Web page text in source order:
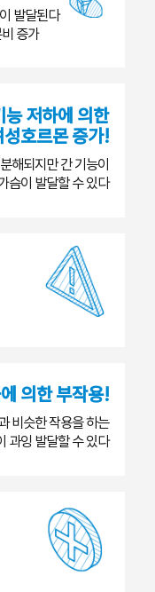
발달된다
증가
능 저하에 의한
성호르몬 증가!
해되지만 간 기능이
슴이 발달할 수 있다
의한 부작용!
비슷한 작용을 하는
과잉 발달할 수 있다